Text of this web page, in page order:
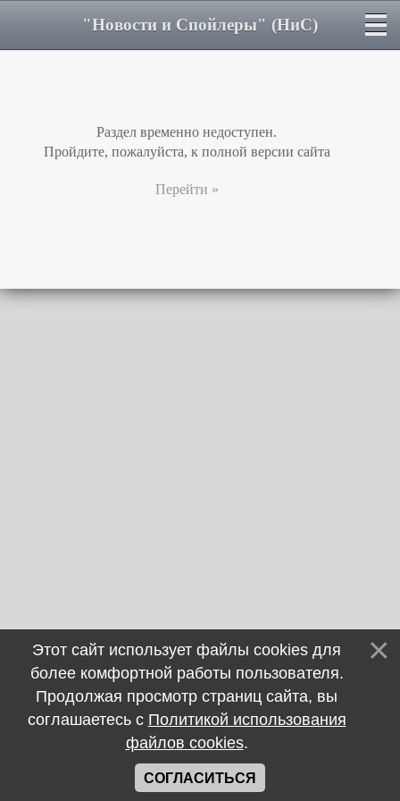
"Новости и Спойлеры" (НиС)
Раздел временно недоступен.
Пройдите, пожалуйста, к полной версии сайта
Перейти »
Этот сайт использует файлы cookies для
более комфортной работы пользователя.
Продолжая просмотр страниц сайта, вы
соглашаетесь с Политикой использования
файлов cookies.
СОГЛАСИТЬСЯ